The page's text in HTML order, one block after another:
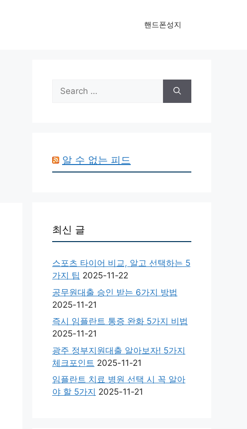
핸드폰성지
Search
for:
알 수 없는 피드
최신 글
스포츠 타이어 비교, 알고 선택하는 5
가지 팁 2025-11-22
공무원대출 승인 받는 6가지 방법
2025-11-21
즉시 임플란트 통증 완화 5가지 비법
2025-11-21
광주 정부지원대출 알아보자! 5가지
체크포인트 2025-11-21
임플란트 치료 병원 선택 시 꼭 알아
야 할 5가지 2025-11-21